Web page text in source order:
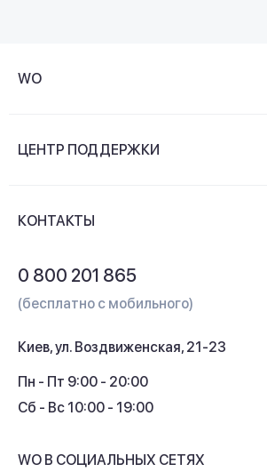
WO
Контакты
ЦЕНТР ПОДДЕРЖКИ
Кэшбек
КОНТАКТЫ
0 800 201 865
(бесплатно с мобильного)
Киев, ул. Воздвиженская, 21-23
Пн - Пт 9:00 - 20:00
Сб - Вс 10:00 - 19:00
WO В СОЦИАЛЬНЫХ СЕТЯХ